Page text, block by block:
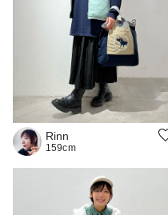
Rinn
159cm